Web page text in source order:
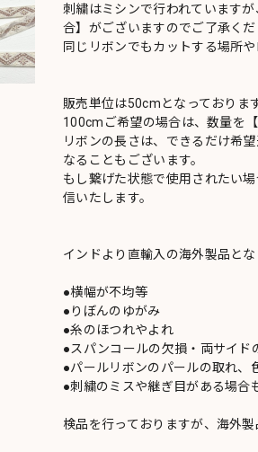
刺繍はミシンで行われています
合】がございますのでご了承くだ
同じリボンでもカットする場所
販売単位は50cmとなっております
100cmご希望の場合は、数量を
リボンの長さは、できるだけ希
なることもございます。
もし繋げた状態で使用されたい
信いたします。
インドより直輸入の海外製品と
●横幅が不均等
●りぼんのゆがみ
●糸のほつれやよれ
●スパンコールの欠損・両サイド
●パールリボンのパールの取れ、
●刺繍のミスや継ぎ目がある場合
検品を行っておりますが、海外